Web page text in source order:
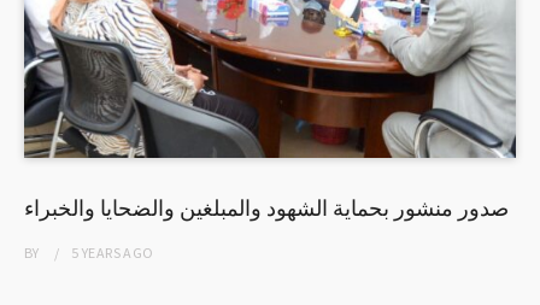
صدور منشور بحماية الشهود والمبلغين والضحايا والخبراء
BY 5 YEARSAGO